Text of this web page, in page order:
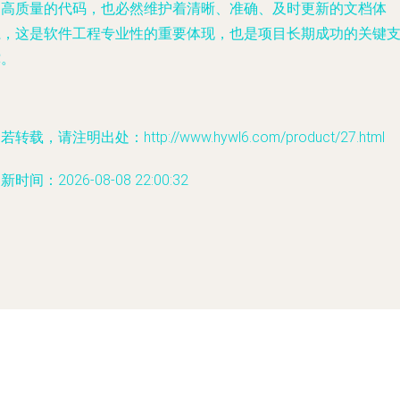
质量的代码，也必然维护着清晰、准确、及时更新的文档体
这是软件工程专业性的重要体现，也是项目长期成功的关键支
转载，请注明出处：http://www.hywl6.com/product/27.html
时间：2026-08-08 22:00:32